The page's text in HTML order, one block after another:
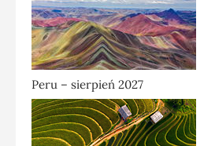
Peru – sierpień 2027